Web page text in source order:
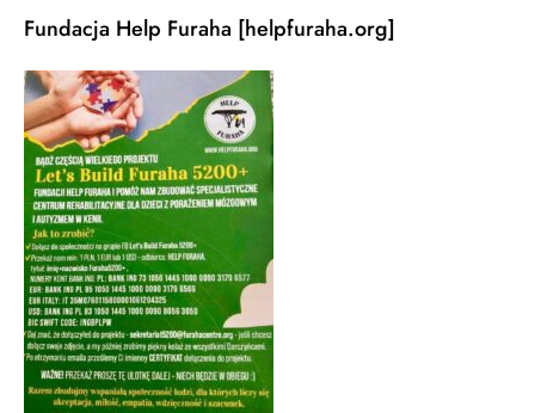
Fundacja Help Furaha [helpfuraha.org]